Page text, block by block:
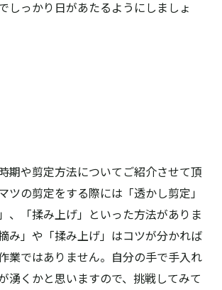
しっかり日があたるようにしましょ
期や剪定方法についてご紹介させて頂
ツの剪定をする際には「透かし剪定」
、「揉み上げ」といった方法がありま
み」や「揉み上げ」はコツが分かれば
業ではありません。自分の手で手入れ
湧くかと思いますので、挑戦してみて